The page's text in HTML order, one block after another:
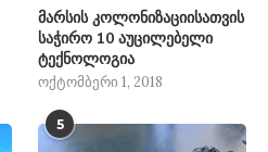
მარსის კოლონიზაციისათვის
საჭირო 10 აუცილებელი
ტექნოლოგია
ოქტომბერი 1, 2018
5